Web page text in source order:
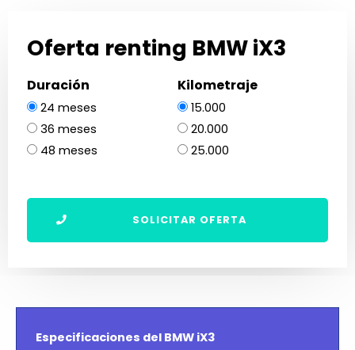
Oferta renting BMW iX3
Duración
24 meses
36 meses
48 meses
Kilometraje
15.000
20.000
25.000
SOLICITAR OFERTA
Especificaciones del BMW iX3